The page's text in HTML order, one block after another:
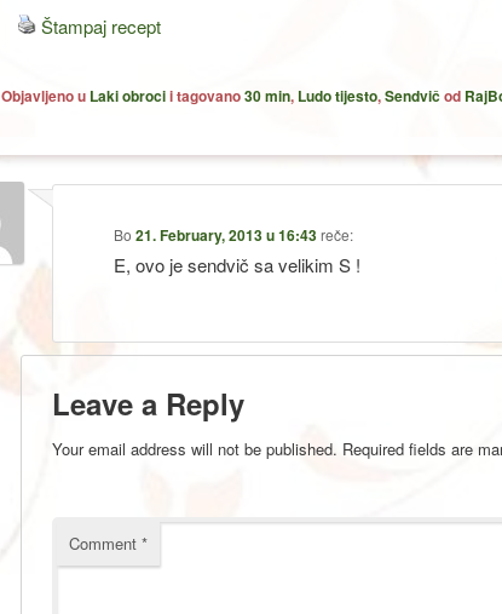
Štampaj recept
Objavljeno u Laki obrocii tagovano30 min, Ludo tijesto,Sendvičod
Bo 21. February, 2013 u 16:43reče:
E, ovo je sendvič sa velikim S !
Leave a Reply
Your email address will not be published. Required fields are
Comment *